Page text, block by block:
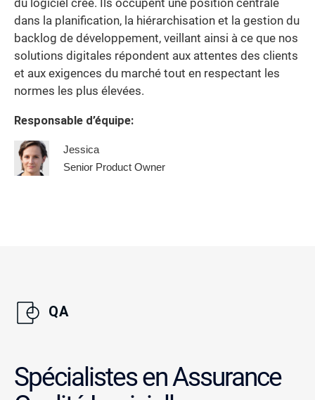
du logiciel créé. Ils occupent une position centrale
dans la planification, la hiérarchisation et la gestion du
backlog de développement, veillant ainsi à ce que nos
solutions digitales répondent aux attentes des clients
et aux exigences du marché tout en respectant les
normes les plus élevées.
Responsable d’équipe:
Jessica
Senior Product Owner
QA
Spécialistes en Assurance